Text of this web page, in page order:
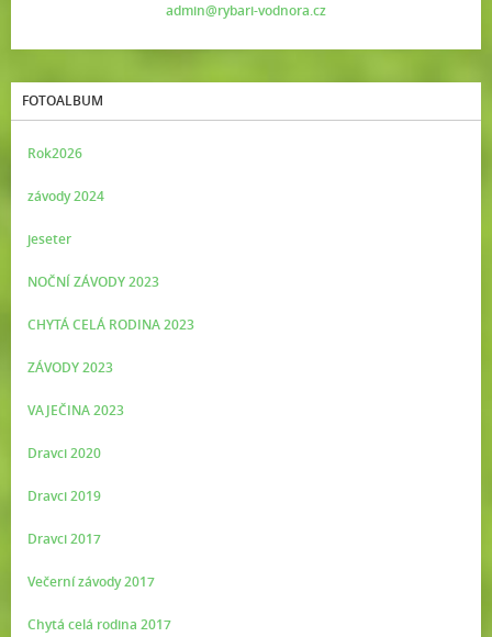
admin@rybari-vodnora.cz
FOTOALBUM
Rok2026
závody 2024
jeseter
NOČNÍ ZÁVODY 2023
CHYTÁ CELÁ RODINA 2023
ZÁVODY 2023
VAJEČINA 2023
Dravci 2020
Dravci 2019
Dravci 2017
Večerní závody 2017
Chytá celá rodina 2017